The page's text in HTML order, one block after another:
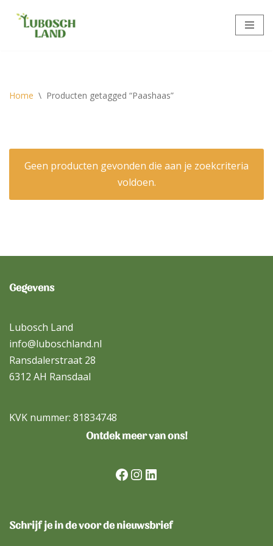
Meteen
Home \ Producten getagged “Paashaas”
Geen producten gevonden die aan je zoekcriteria
voldoen.
Gegevens
Lubosch Land
info@luboschland.nl
Ransdalerstraat 28
6312 AH Ransdaal
KVK nummer: 81834748
Ontdek meer van ons!
Schrijf je in de voor de nieuwsbrief